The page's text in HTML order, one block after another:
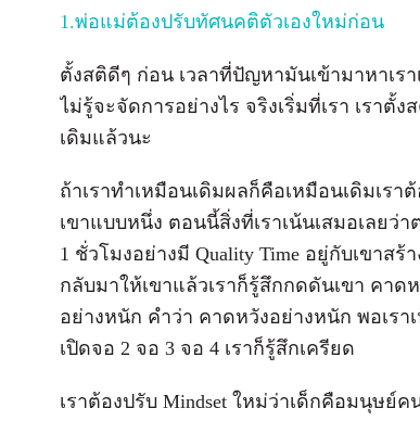
1.พ่อแม่ต้องปรับทัศนคติตัวเองใหม่ก่อน
ตั้งสติดีๆ ก่อน เวลาที่ปัญหามันเข้ามาหาเร
ไม่รู้จะจัดการอย่างไร จริงเริ่มที่เรา เราตั้ง
เดิมแล้วนะ
ถ้าเราทำเหมือนเดิมผลก็คือเหมือนเดิมเรา
เขาแบบหนึ่ง ตอนนี้สิ่งที่เราเน้นเสมอเลย
1 ชั่วโมงอย่างมี Quality Time อยู่กับเขาส
กลับมาให้เขาแล้วเราก็รู้สึกกดดันเขา คาด
อย่างหนัก คำว่า คาดหวังอย่างหนัก พอเรา
เปิดจอ 2 จอ 3 จอ 4 เราก็รู้สึกเครียด
เราต้องปรับ Mindset ใหม่ว่าเด็กคือมนุษย์